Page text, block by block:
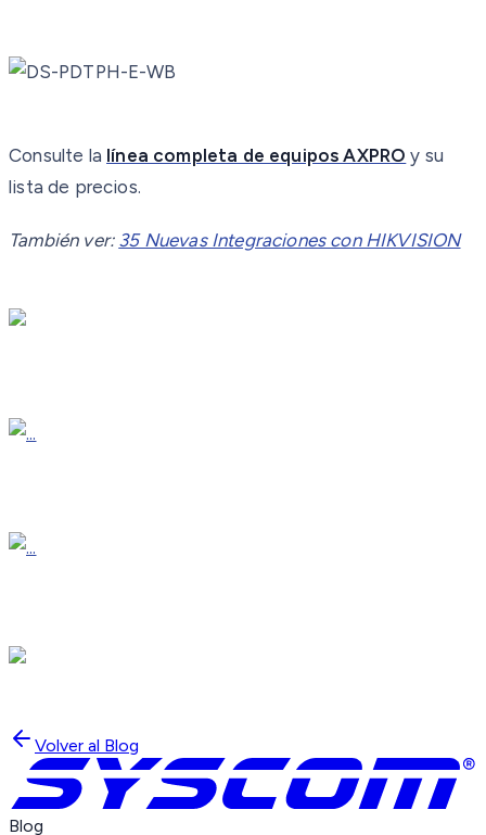
Consulte la línea completa de equipos AXPRO y su
lista de precios.
También ver: 35 Nuevas Integraciones con HIKVISION
Volver al Blog
Blog